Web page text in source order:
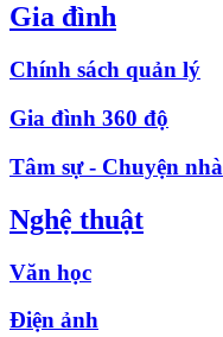
Gia đình
Chính sách quản lý
Gia đình 360 độ
Tâm sự - Chuyện nhà
Nghệ thuật
Văn học
Điện ảnh